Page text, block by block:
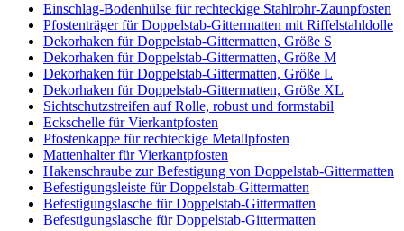
Einschlag-Bodenhülse für rechteckige Stahlrohr-Zaunpfosten
Pfostenträger für Doppelstab-Gittermatten mit Riffelstahldolle
Dekorhaken für Doppelstab-Gittermatten, Größe S
Dekorhaken für Doppelstab-Gittermatten, Größe M
Dekorhaken für Doppelstab-Gittermatten, Größe L
Dekorhaken für Doppelstab-Gittermatten, Größe XL
Sichtschutzstreifen auf Rolle, robust und formstabil
Eckschelle für Vierkantpfosten
Pfostenkappe für rechteckige Metallpfosten
Mattenhalter für Vierkantpfosten
Hakenschraube zur Befestigung von Doppelstab-Gittermatten
Befestigungsleiste für Doppelstab-Gittermatten
Befestigungslasche für Doppelstab-Gittermatten
Befestigungslasche für Doppelstab-Gittermatten